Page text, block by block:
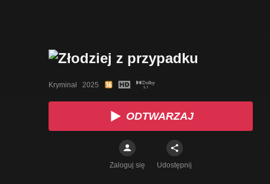
Kryminał   2025
ODTWARZAJ
Zaloguj się Udostępnij